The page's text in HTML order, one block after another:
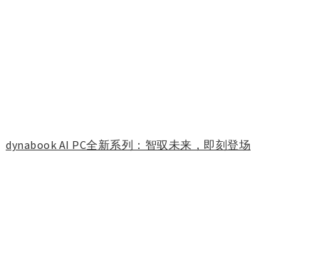
dynabook AI PC全新系列：智驭未来，即刻登场